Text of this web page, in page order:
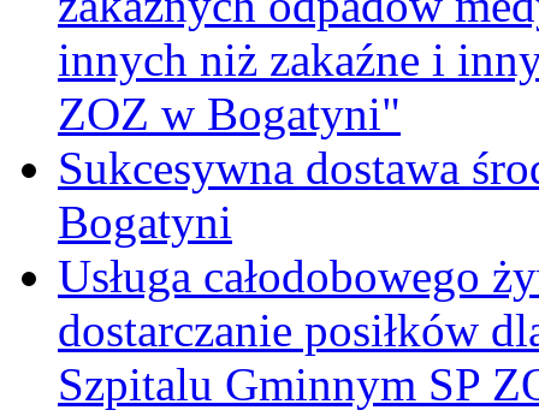
innych niż zakaźne i
ZOZ w Bogatyni"
Sukcesywna dostawa
Bogatyni
Usługa całodobowego
dostarczanie posiłków
Szpitalu Gminnym SP